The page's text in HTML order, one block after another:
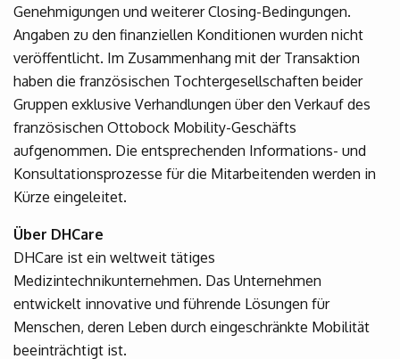
Genehmigungen und weiterer Closing-Bedingungen.
Angaben zu den finanziellen Konditionen wurden nicht
veröffentlicht. Im Zusammenhang mit der Transaktion
haben die französischen Tochtergesellschaften beider
Gruppen exklusive Verhandlungen über den Verkauf des
französischen Ottobock Mobility-Geschäfts
aufgenommen. Die entsprechenden Informations- und
Konsultationsprozesse für die Mitarbeitenden werden in
Kürze eingeleitet.
Über DHCare
DHCare ist ein weltweit tätiges
Medizintechnikunternehmen. Das Unternehmen
entwickelt innovative und führende Lösungen für
Menschen, deren Leben durch eingeschränkte Mobilität
beeinträchtigt ist.